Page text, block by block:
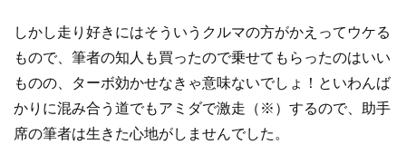
しかし走り好きにはそういうクルマの方がかえってウケる
もので、筆者の知人も買ったので乗せてもらったのはいい
ものの、ターボ効かせなきゃ意味ないでしょ！といわんば
かりに混み合う道でもアミダで激走（※）するので、助手
席の筆者は生きた心地がしませんでした。